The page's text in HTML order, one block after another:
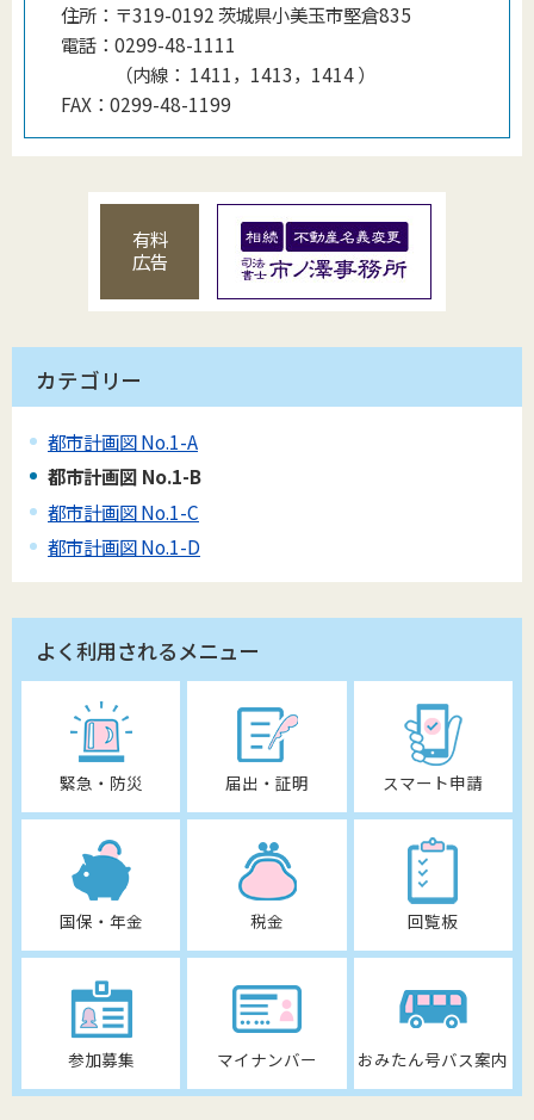
住所： 〒319-0192 茨城県小美玉市堅倉835
電話： 0299-48-1111
（内線 ： 1411，1413，1414）
FAX： 0299-48-1199
有料
広告
カテゴリー
都市計画図 No.1-A
都市計画図 No.1-B
都市計画図 No.1-C
都市計画図 No.1-D
よく利用されるメニュー
緊急・防災 届出・証明 スマート申請
国保・年金 税金 回覧板
参加募集 マイナンバー おみたん号バス案内